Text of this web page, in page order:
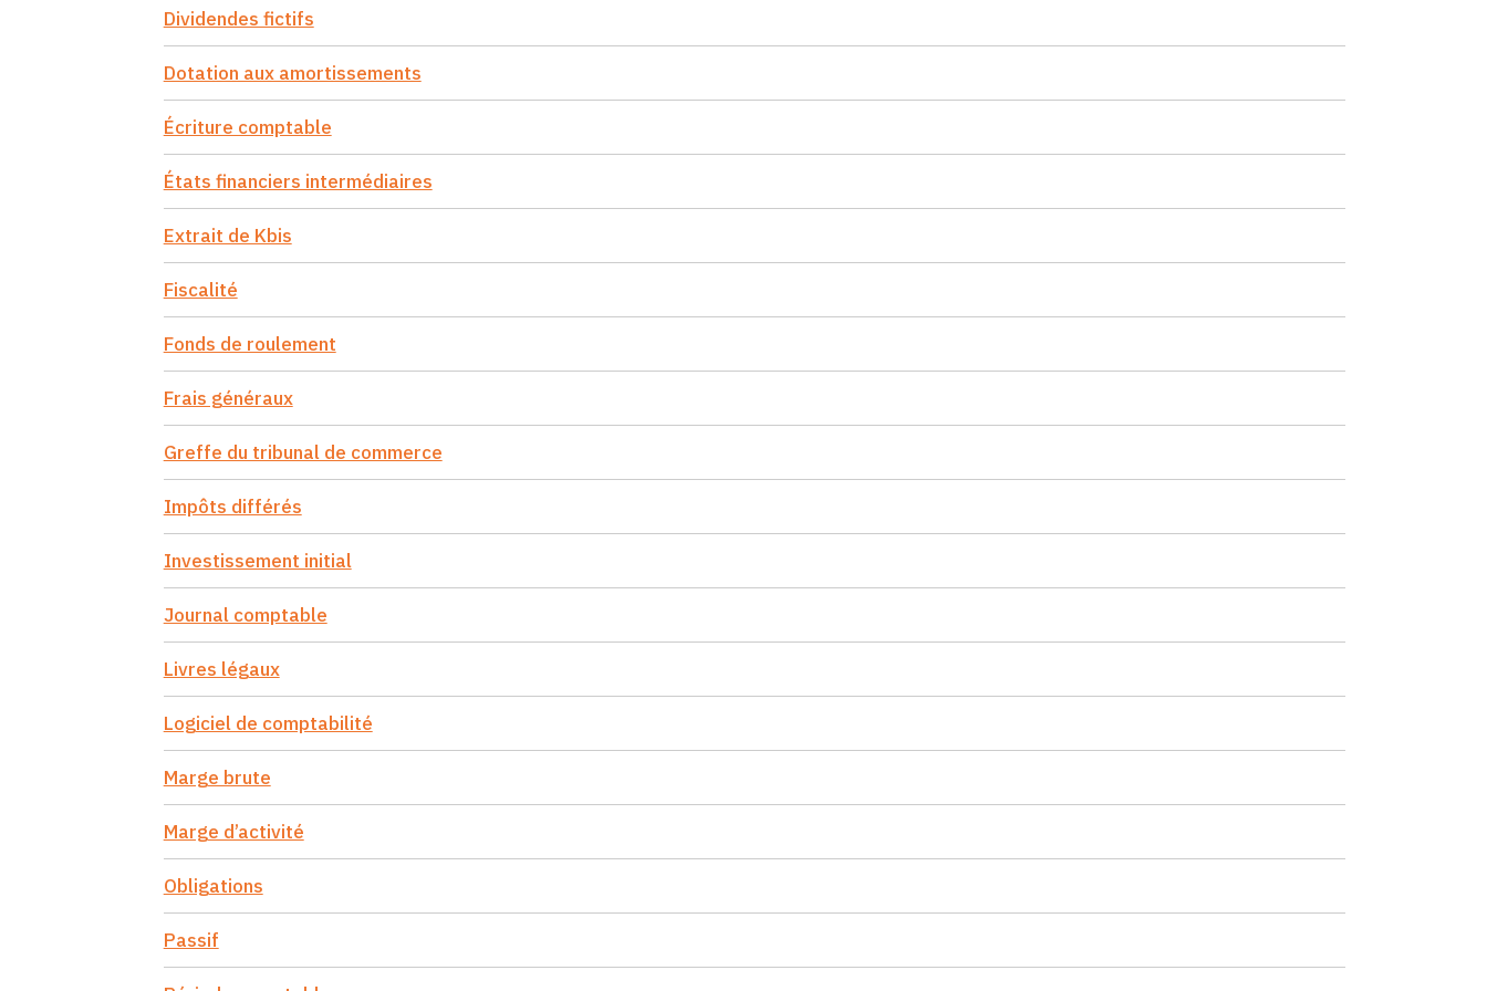
Dividendes fictifs
Dotation aux amortissements
Écriture comptable
États financiers intermédiaires
Extrait de Kbis
Fiscalité
Fonds de roulement
Frais généraux
Greffe du tribunal de commerce
Impôts différés
Investissement initial
Journal comptable
Livres légaux
Logiciel de comptabilité
Marge brute
Marge d’activité
Obligations
Passif